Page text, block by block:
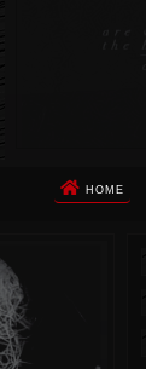
HOME
das Wort,
kommt, als
Ihr
Ihr Geist
Vor